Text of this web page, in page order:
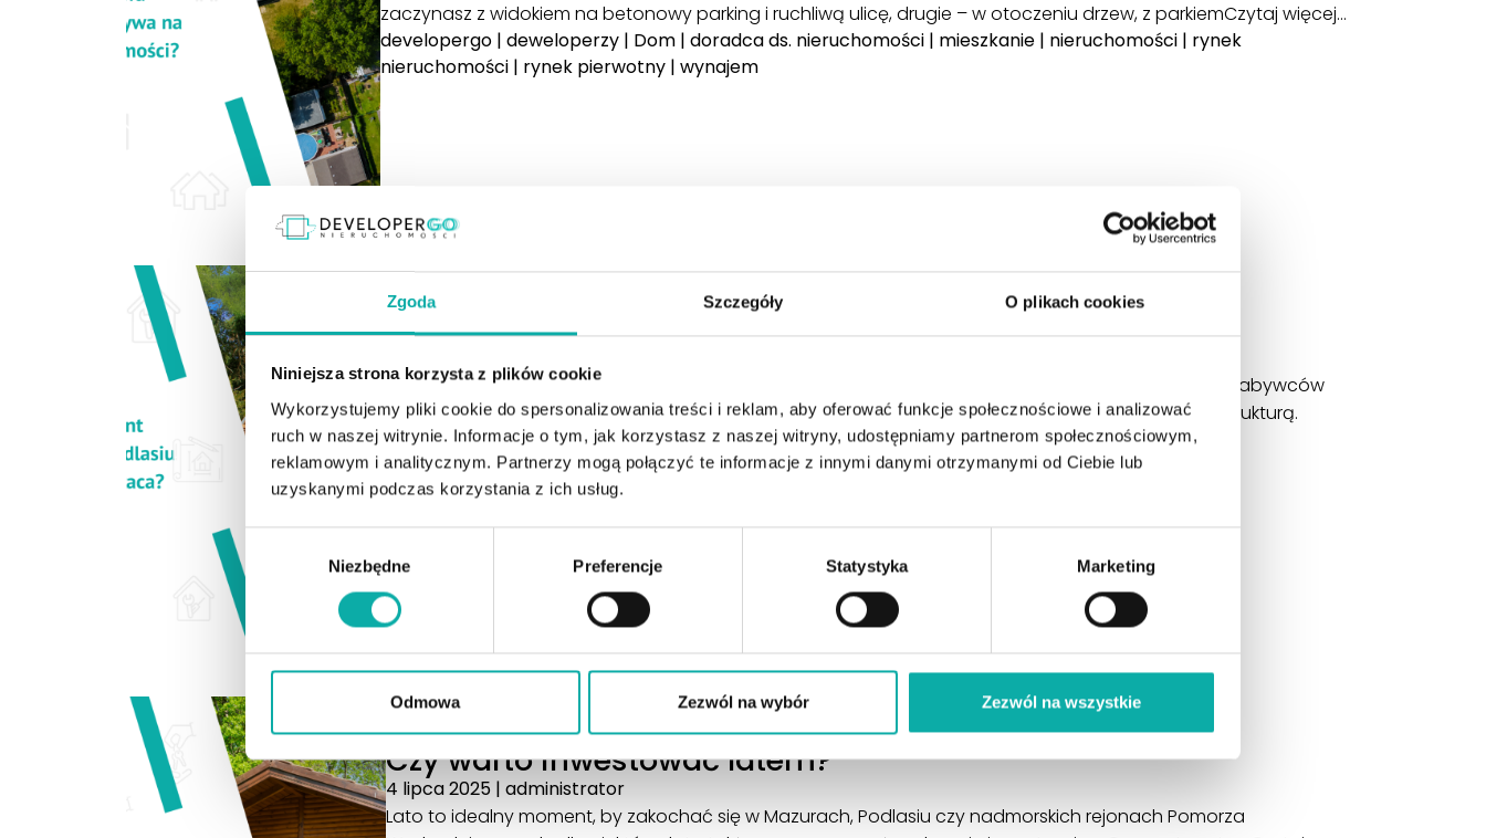
Zgoda Szczegóły O plikach cookies
Niniejsza strona korzysta z plików cookie
Wykorzystujemy pliki cookie do spersonalizowania treści i reklam, aby oferować funkcje społecznościowe i analizować
ruch w naszej witrynie. Informacje o tym, jak korzystasz z naszej witryny, udostępniamy partnerom społecznościowym,
reklamowym i analitycznym. Partnerzy mogą połączyć te informacje z innymi danymi otrzymanymi od Ciebie lub
uzyskanymi podczas korzystania z ich usług.
Niezbędne Preferencje Statystyka Marketing
Odmowa Zezwól na wybór Zezwól na wszystkie
zaczynasz z widokiem na betonowy parking i ruchliwą ulicę, drugie – w otoczeniu drzew, z parkiemCzytaj więcej…
developergo| deweloperzy| Dom| doradca ds. nieruchomości| mieszkanie| nieruchomości| rynek
nieruchomości| rynek pierwotny| wynajem
Rynek nieruchomości
Budowa vs remont starego domu na Podlasiu
Co się bardziej opłaca? Decyzja „remontować czy budować od zera” to jedna z najtrudniejszych dla nabywców
starych domów. Szczególnie na Podlasiu, gdzie piękno krajobrazu często kontrastuje z wiekową infrastrukturą.
SprawdziliśmyCzytaj więcej…
developergo|Dom|doradca ds. nieruchomości|mieszkanie|nieruchomości| rynek nieruchomości
Blog
Czy warto inwestować latem?
4 lipca 2025| administrator
Lato to idealny moment, by zakochać się w Mazurach, Podlasiu czy nadmorskich rejonach Pomorza